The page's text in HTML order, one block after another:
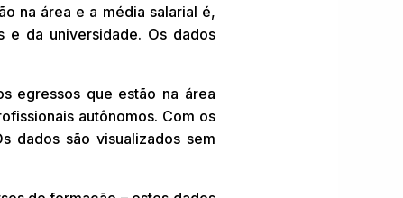
na área e a média salarial é,
da universidade. Os dados
egressos que estão na área
autônomos. Com os
dados são visualizados sem